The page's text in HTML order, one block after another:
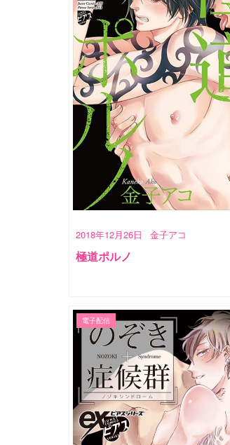
2018年12月26日 金子アコ
極道ポルノ
電子配信